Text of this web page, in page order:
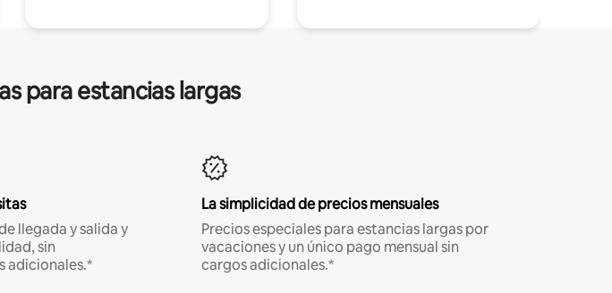
para estancias largas
llegada y salida y
sin
adicionales.*
La simplicidad de precios mensuales
Precios especiales para estancias largas por
vacaciones y un único pago mensual sin
cargos adicionales.*